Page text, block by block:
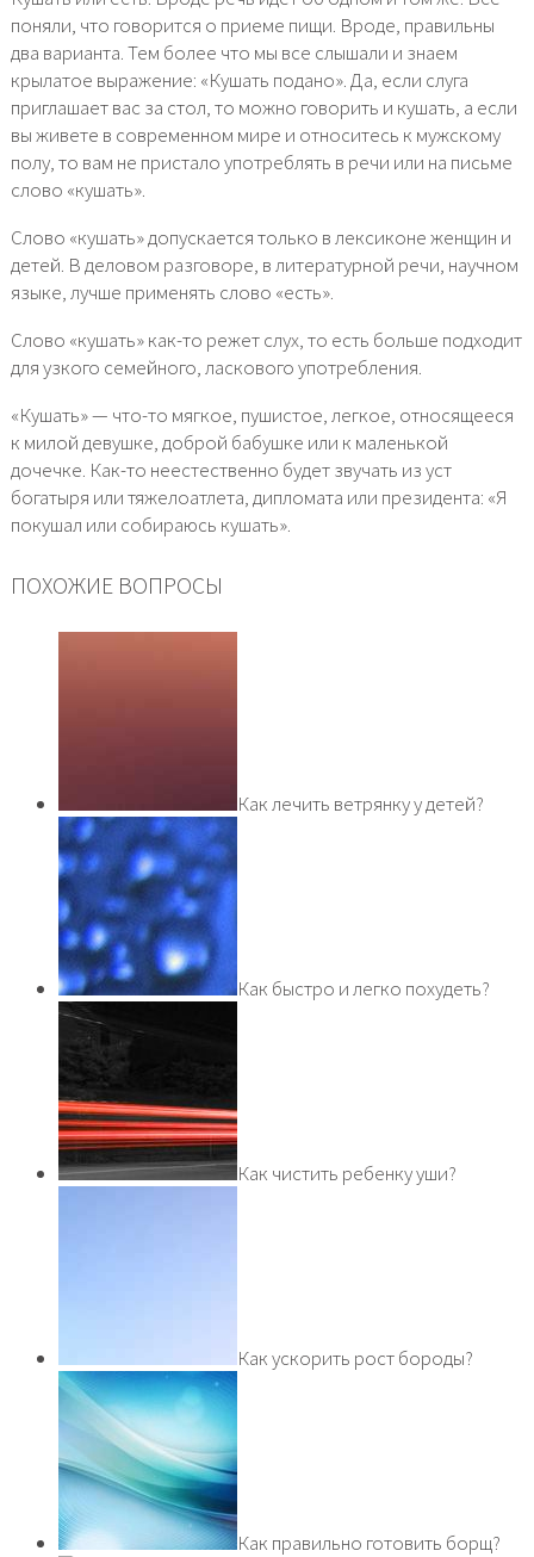
поняли, что говорится о приеме пищи. Вроде, правильны
два варианта. Тем более что мы все слышали и знаем
крылатое выражение: «Кушать подано». Да, если слуга
приглашает вас за стол, то можно говорить и кушать, а если
вы живете в современном мире и относитесь к мужскому
полу, то вам не пристало употреблять в речи или на письме
слово «кушать».
Слово «кушать» допускается только в лексиконе женщин и
детей. В деловом разговоре, в литературной речи, научном
языке, лучше применять слово «есть».
Слово «кушать» как-то режет слух, то есть больше подходит
для узкого семейного, ласкового употребления.
«Кушать» — что-то мягкое, пушистое, легкое, относящееся
к милой девушке, доброй бабушке или к маленькой
дочечке. Как-то неестественно будет звучать из уст
богатыря или тяжелоатлета, дипломата или президента: «Я
покушал или собираюсь кушать».
ПОХОЖИЕ ВОПРОСЫ
Как лечить ветрянку у детей?
Как быстро и легко похудеть?
Как чистить ребенку уши?
Как ускорить рост бороды?
Как правильно готовить борщ?